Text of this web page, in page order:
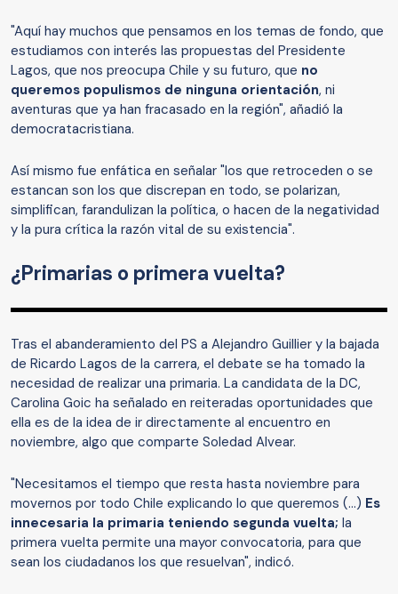
"Aquí hay muchos que pensamos en los temas de fondo, que
estudiamos con interés las propuestas del Presidente
Lagos, que nos preocupa Chile y su futuro, que no
queremos populismos de ninguna orientación, ni
aventuras que ya han fracasado en la región", añadió la
democratacristiana.
Así mismo fue enfática en señalar "los que retroceden o se
estancan son los que discrepan en todo, se polarizan,
simplifican, farandulizan la política, o hacen de la negatividad
y la pura crítica la razón vital de su existencia".
¿Primarias o primera vuelta?
Tras el abanderamiento del PS a Alejandro Guillier y la bajada
de Ricardo Lagos de la carrera, el debate se ha tomado la
necesidad de realizar una primaria. La candidata de la DC,
Carolina Goic ha señalado en reiteradas oportunidades que
ella es de la idea de ir directamente al encuentro en
noviembre, algo que comparte Soledad Alvear.
"Necesitamos el tiempo que resta hasta noviembre para
movernos por todo Chile explicando lo que queremos (...) Es
innecesaria la primaria teniendo segunda vuelta; la
primera vuelta permite una mayor convocatoria, para que
sean los ciudadanos los que resuelvan", indicó.